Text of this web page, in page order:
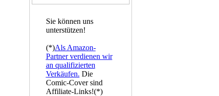
Sie können uns
unterstützen!
(*)Als Amazon-
Partner verdienen wir
an qualifizierten
Verkäufen. Die
Comic-Cover sind
Affiliate-Links!(*)